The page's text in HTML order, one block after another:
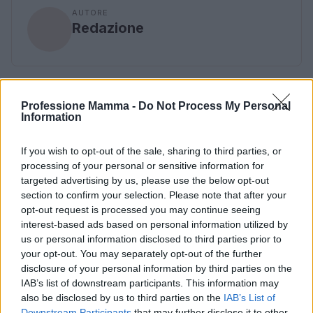
Professione Mamma - Do Not Process My Personal
Information
If you wish to opt-out of the sale, sharing to third parties, or
processing of your personal or sensitive information for
targeted advertising by us, please use the below opt-out
section to confirm your selection. Please note that after your
opt-out request is processed you may continue seeing
interest-based ads based on personal information utilized by
us or personal information disclosed to third parties prior to
your opt-out. You may separately opt-out of the further
disclosure of your personal information by third parties on the
IAB’s list of downstream participants. This information may
also be disclosed by us to third parties on the IAB’s List of
AUTORE
Redazione